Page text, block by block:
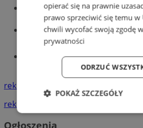
Wiadomości
Wiadomości lokalne
Tworzenie stron
reklama
reklama
Ogłoszenia
opierać się na prawnie
prawo sprzeciwić się temu w
chwili wycofać swoją zgodę w
prywatności
ODRZUĆ
POKAŻ SZCZEGÓŁY
Niezbędne